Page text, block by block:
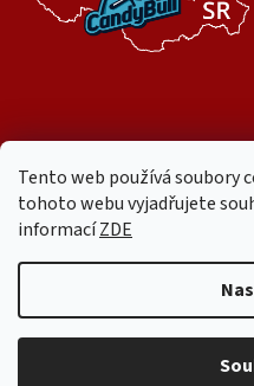
Tento web používá soubory
tohoto webu vyjadřujete
informacíZDE
Copyright 2026Mr. Candy Bull